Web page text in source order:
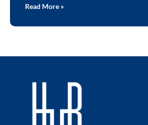
Read More »